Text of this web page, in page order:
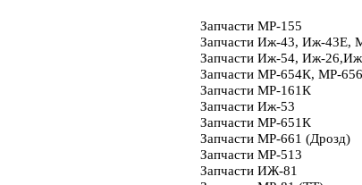
Запчасти МР-155
Запчасти Иж-43, Иж-43Е,
Запчасти Иж-54, Иж-
Запчасти МР-654К, МР-
Запчасти МР-161К
Запчасти Иж-53
Запчасти МР-651К
Запчасти МР-661 (Дрозд)
Запчасти МР-513
Запчасти ИЖ-81